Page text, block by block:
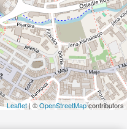
Leaflet| ©OpenStreetMapcontributors